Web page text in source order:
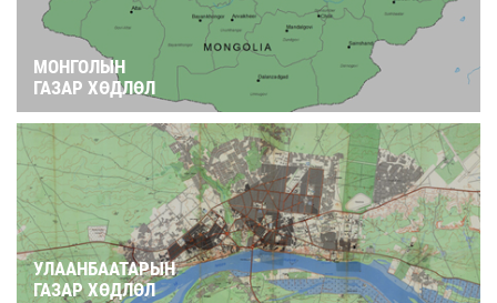
МОНГОЛЫН
ГАЗАР ХӨДЛӨЛ
УЛААНБААТАРЫН
ГАЗАР ХӨДЛӨЛ